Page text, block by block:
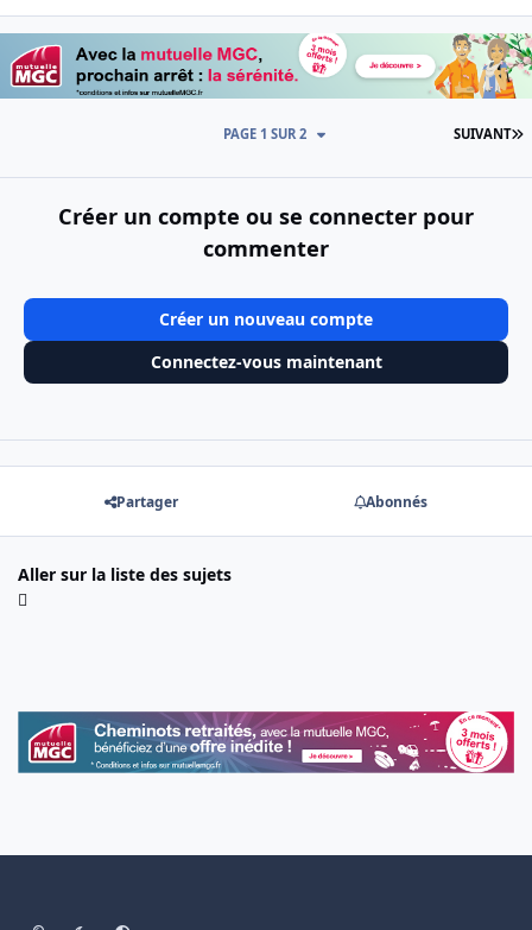
SUIVANT
PAGE 1 SUR 2
Créer un compte ou se connecter pour
commenter
Créer un nouveau compte
Connectez-vous maintenant
Partager Abonnés
Aller sur la liste des sujets
Light ModeDark ModeSystem Preference